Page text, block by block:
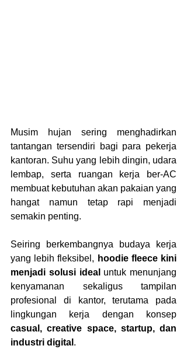
Musim hujan sering menghadirkan
tantangan tersendiri bagi para pekerja
kantoran. Suhu yang lebih dingin, udara
lembap, serta ruangan kerja ber-AC
membuat kebutuhan akan pakaian yang
hangat namun tetap rapi menjadi
semakin penting.
Seiring berkembangnya budaya kerja
yang lebih fleksibel, hoodie fleece kini
menjadi solusi ideal untuk menunjang
kenyamanan sekaligus tampilan
profesional di kantor, terutama pada
casual, creative space, startup, dan
industri digital .